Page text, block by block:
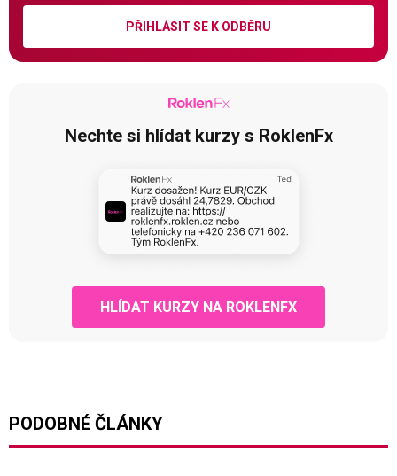
PŘIHLÁSIT SE K ODBĚRU
Nechte si hlídat kurzy s RoklenFx
HLÍDAT KURZY NA ROKLENFX
PODOBNÉ ČLÁNKY